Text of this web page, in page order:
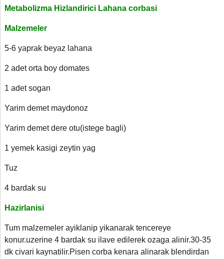
Metabolizma Hizlandirici Lahana corbasi
Malzemeler
5-6 yaprak beyaz lahana
2 adet orta boy domates
1 adet sogan
Yarim demet maydonoz
Yarim demet dere otu(istege bagli)
1 yemek kasigi zeytin yag
Tuz
4 bardak su
Hazirlanisi
Tum malzemeler ayiklanip yikanarak tencereye
konur.uzerine 4 bardak su ilave edilerek ozaga alinir.30-35
dk civari kaynatilir.Pisen corba kenara alinarak blendirdan